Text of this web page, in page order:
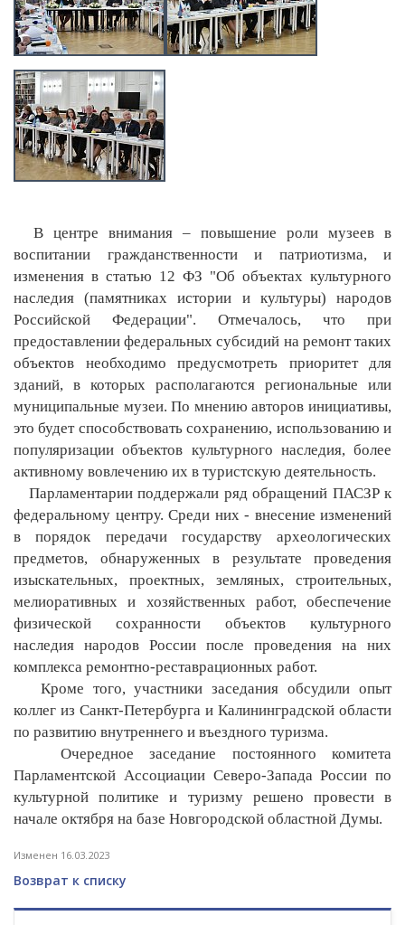
В центре внимания – повышение роли музеев в
воспитании гражданственности и патриотизма, и
изменения в статью 12 ФЗ "Об объектах культурного
наследия (памятниках истории и культуры) народов
Российской Федерации". Отмечалось, что при
предоставлении федеральных субсидий на ремонт таких
объектов необходимо предусмотреть приоритет для
зданий, в которых располагаются региональные или
муниципальные музеи. По мнению авторов инициативы,
это будет способствовать сохранению, использованию и
популяризации объектов культурного наследия, более
активному вовлечению их в туристскую деятельность.
Парламентарии поддержали ряд обращений ПАСЗР к
федеральному центру. Среди них - внесение изменений
в порядок передачи государству археологических
предметов, обнаруженных в результате проведения
изыскательных, проектных, земляных, строительных,
мелиоративных и хозяйственных работ, обеспечение
физической сохранности объектов культурного
наследия народов России после проведения на них
комплекса ремонтно-реставрационных работ.
Кроме того, участники заседания обсудили опыт
коллег из Санкт-Петербурга и Калининградской области
по развитию внутреннего и въездного туризма.
Очередное заседание постоянного комитета
Парламентской Ассоциации Северо-Запада России по
культурной политике и туризму решено провести в
начале октября на базе Новгородской областной Думы.
Изменен 16.03.2023
Возврат к списку